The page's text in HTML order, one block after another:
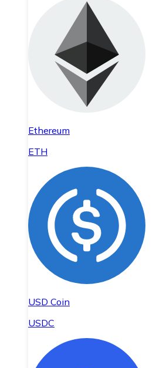
Ethereum
ETH
USD Coin
USDC